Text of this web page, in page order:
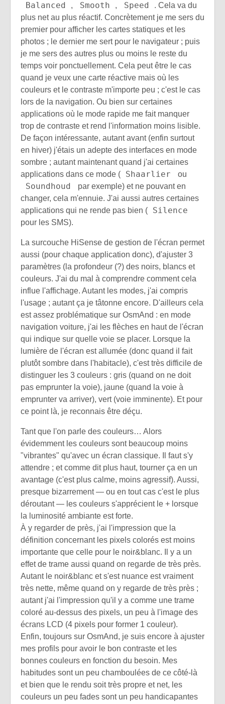
Balanced , Smooth , Speed
. Cela va du
plus net au plus réactif. Concrètement je me sers du
premier pour afficher les cartes statiques et les
photos ; le dernier me sert pour le navigateur ; puis
je me sers des autres plus ou moins le reste du
temps voir ponctuellement. Cela peut être le cas
quand je veux une carte réactive mais où les
couleurs et le contraste m'importe peu ; c'est le cas
lors de la navigation. Ou bien sur certaines
applications où le mode rapide me fait manquer
trop de contraste et rend l'information moins lisible.
De façon intéressante, autant avant (enfin surtout
en hiver) j'étais un adepte des interfaces en mode
sombre ; autant maintenant quand j'ai certaines
applications dans ce mode (
Shaarlier ou
Soundhoud
par exemple) et ne pouvant en
changer, cela m'ennuie. J'ai aussi autres certaines
applications qui ne rende pas bien (
Silence
pour les SMS).
La surcouche HiSense de gestion de l'écran permet
aussi (pour chaque application donc), d'ajuster 3
paramètres (la profondeur (?) des noirs, blancs et
couleurs. J'ai du mal à comprendre comment cela
influe l'affichage. Autant les modes, j'ai compris
l'usage ; autant ça je tâtonne encore. D'ailleurs cela
est assez problématique sur OsmAnd : en mode
navigation voiture, j'ai les flèches en haut de l'écran
qui indique sur quelle voie se placer. Lorsque la
lumière de l'écran est allumée (donc quand il fait
plutôt sombre dans l'habitacle), c'est très difficile de
distinguer les 3 couleurs : gris (quand on ne doit
pas emprunter la voie), jaune (quand la voie à
emprunter va arriver), vert (voie imminente). Et pour
ce point là, je reconnais être déçu.
Tant que l'on parle des couleurs… Alors
évidemment les couleurs sont beaucoup moins
"vibrantes" qu'avec un écran classique. Il faut s'y
attendre ; et comme dit plus haut, tourner ça en un
avantage (c'est plus calme, moins agressif). Aussi,
presque bizarrement — ou en tout cas c'est le plus
déroutant — les couleurs s'apprécient le + lorsque
la luminosité ambiante est forte.
À y regarder de près, j'ai l'impression que la
définition concernant les pixels colorés est moins
importante que celle pour le noir&blanc. Il y a un
effet de trame aussi quand on regarde de très près.
Autant le noir&blanc et s'est nuance est vraiment
très nette, même quand on y regarde de très près ;
autant j'ai l'impression qu'il y a comme une trame
coloré au-dessus des pixels, un peu à l'image des
écrans LCD (4 pixels pour former 1 couleur).
Enfin, toujours sur OsmAnd, je suis encore à ajuster
mes profils pour avoir le bon contraste et les
bonnes couleurs en fonction du besoin. Mes
habitudes sont un peu chamboulées de ce côté-là
et bien que le rendu soit très propre et net, les
couleurs un peu fades sont un peu handicapantes